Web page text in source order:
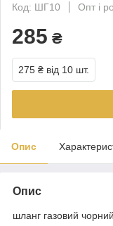
Код: ШГ10
Опт і
285 ₴
275 ₴ від 10 шт.
Опис
Опис
шланг газовий